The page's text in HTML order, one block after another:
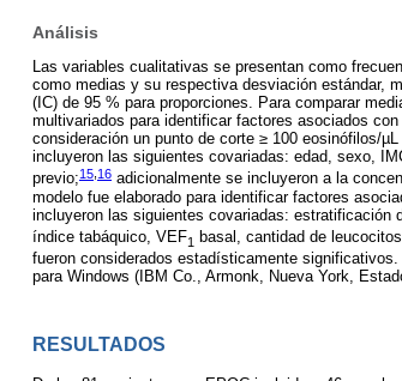
Análisis
Las variables cualitativas se presentan como
como medias y su respectiva desviación estándar,
(IC) de 95 % para proporciones. Para comparar
multivariados para identificar factores asociados
consideración un punto de corte ≥ 100 eosinófilos/
incluyeron las siguientes covariadas: edad, sexo,
previo;15 16 adicionalmente se incluyeron a la
modelo fue elaborado para identificar factores
incluyeron las siguientes covariadas: estratificación
índice tabáquico, VEF1 basal, cantidad de
fueron considerados estadísticamente
para Windows (IBM Co., Armonk, Nueva York,
RESULTADOS